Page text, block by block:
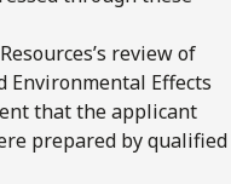
review of
Environmental Effects
that the applicant
prepared by qualified